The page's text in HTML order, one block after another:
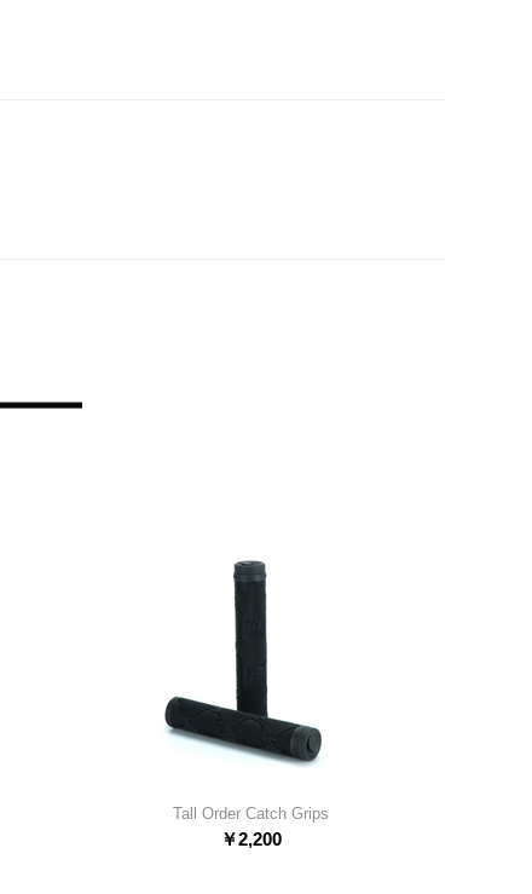
Tall Order Catch Grips
￥2,200